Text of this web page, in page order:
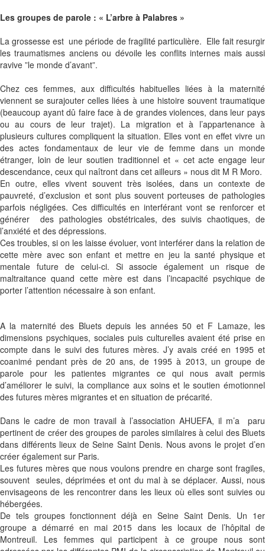
Les groupes de parole : « L’arbre à Palabres »
La grossesse est une période de fragilité particulière. Elle fait resurgir
les traumatismes anciens ou dévoile les conflits internes mais aussi
ravive ”le monde d’avant”.
Chez ces femmes, aux difficultés habituelles liées à la maternité
viennent se surajouter celles liées à une histoire souvent traumatique
(beaucoup ayant dû faire face à de grandes violences, dans leur pays
ou au cours de leur trajet). La migration et à l’appartenance à
plusieurs cultures compliquent la situation. Elles vont en effet vivre un
des actes fondamentaux de leur vie de femme dans un monde
étranger, loin de leur soutien traditionnel et « cet acte engage leur
descendance, ceux qui naîtront dans cet ailleurs » nous dit M R Moro.
En outre, elles vivent souvent très isolées, dans un contexte de
pauvreté, d’exclusion et sont plus souvent porteuses de pathologies
parfois négligées. Ces difficultés en interférant vont se renforcer et
générer des pathologies obstétricales, des suivis chaotiques, de
l’anxiété et des dépressions.
Ces troubles, si on les laisse évoluer, vont interférer dans la relation de
cette mère avec son enfant et mettre en jeu la santé physique et
mentale future de celui-ci. Si associe également un risque de
maltraitance quand cette mère est dans l’incapacité psychique de
porter l’attention nécessaire à son enfant.
A la maternité des Bluets depuis les années 50 et F Lamaze, les
dimensions psychiques, sociales puis culturelles avaient été prise en
compte dans le suivi des futures mères. J’y avais créé en 1995 et
coanimé pendant près de 20 ans, de 1995 à 2013, un groupe de
parole pour les patientes migrantes ce qui nous avait permis
d’améliorer le suivi, la compliance aux soins et le soutien émotionnel
des futures mères migrantes et en situation de précarité.
Dans le cadre de mon travail à l’association AHUEFA, il m’a paru
pertinent de créer des groupes de paroles similaires à celui des Bluets
dans différents lieux de Seine Saint Denis. Nous avons le projet d’en
créer également sur Paris.
Les futures mères que nous voulons prendre en charge sont fragiles,
souvent seules, déprimées et ont du mal à se déplacer. Aussi, nous
envisageons de les rencontrer dans les lieux où elles sont suivies ou
hébergées.
De tels groupes fonctionnent déjà en Seine Saint Denis. Un 1er
groupe a démarré en mai 2015 dans les locaux de l’hôpital de
Montreuil. Les femmes qui participent à ce groupe nous sont